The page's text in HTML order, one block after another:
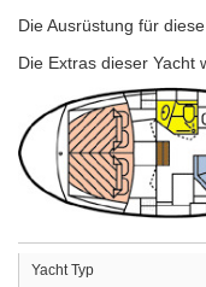
Die Ausrüstung für
Die Extras dieser Yacht
Yacht Typ